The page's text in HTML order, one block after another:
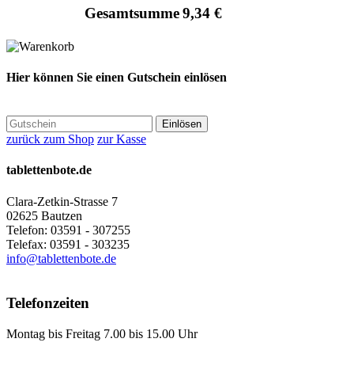
Gesamtsumme9,34 €
Hier können Sie einen Gutschein einlösen
Einlösen
zurück zum Shop zur Kasse
tablettenbote.de
Clara-Zetkin-Strasse 7
02625 Bautzen
Telefon: 03591 - 307255
Telefax: 03591 - 303235
info@tablettenbote.de
Telefonzeiten
Montag bis Freitag 7.00 bis 15.00 Uhr